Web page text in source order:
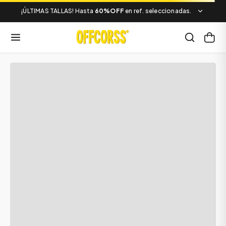
¡ÚLTIMAS TALLAS! Hasta 60%OFF en ref. seleccionadas.